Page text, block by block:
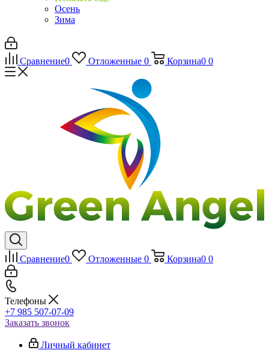
Осень
Зима
Сравнение0 Отложенные 0 Корзина0 0
Сравнение0 Отложенные 0 Корзина0 0
Телефоны
+7 985 507-07-09
Заказать звонок
Личный кабинет